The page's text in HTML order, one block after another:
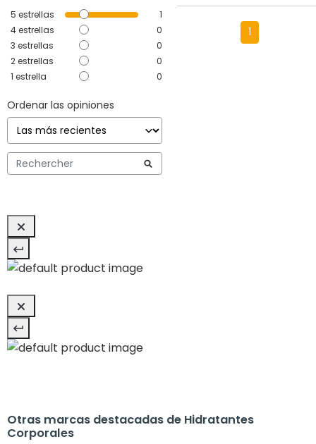
5 estrellas
1
4estrellas
0
3 estrellas
0
2estrellas
0
1 estrella 0
Ordenar las opiniones
1
Otras marcas destacadas de Hidratantes
Corporales